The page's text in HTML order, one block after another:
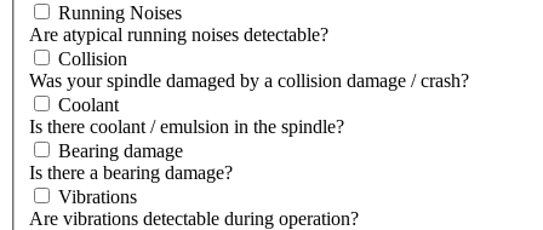
Running Noises
Are atypical running noises detectable?
Collision
Was your spindle damaged by a collision damage / crash?
Coolant
Is there coolant / emulsion in the spindle?
Bearing damage
Is there a bearing damage?
Vibrations
Are vibrations detectable during operation?